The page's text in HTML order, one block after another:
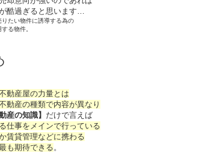
酷過ぎると思います…
たい物件に誘導する為の
る物件。
動産屋の力量とは
動産の種類で内容が異なり
産の知識】 だけで言えば
仕事をメインで行っている
賃貸管理などに携わる
も期待できる。